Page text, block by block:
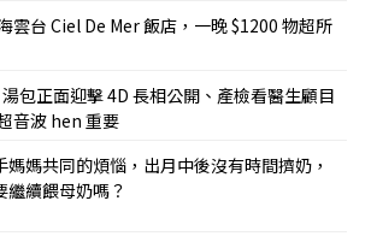
雲台 Ciel De Mer 飯店，一晚 $1200 物超所
包正面迎擊 4D 長相公開、產檢看醫生顧目
音波 hen 重要
媽媽共同的煩惱，出月中後沒有時間擠奶，
繼續餵母奶嗎？